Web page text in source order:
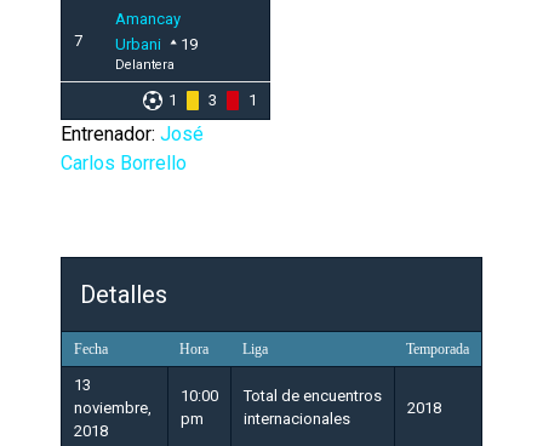
7
Amancay
Urbani
19
Delantera
1 3 1
Entrenador: José
Carlos Borrello
Detalles
Fecha Hora Liga Temporada
13
noviembre,
2018
10:00
pm
Total de encuentros
internacionales
2018